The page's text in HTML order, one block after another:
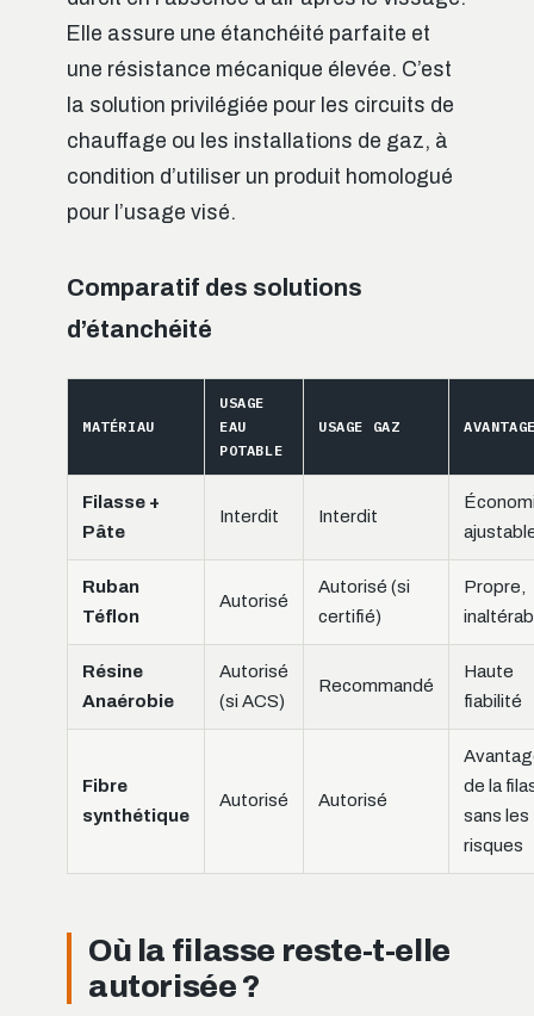
Elle assure une étanchéité parfaite et
une résistance mécanique élevée. C’est
la solution privilégiée pour les circuits de
chauffage ou les installations de gaz, à
condition d’utiliser un produit homologué
pour l’usage visé.
Comparatif des solutions
d’étanchéité
MATÉRIAU
USAGE
EAU
POTABLE
USAGE GAZ
Filasse +
Pâte
Interdit Interdit
Ruban
Téflon
Autorisé
Autorisé (si
certifié)
Propre,
Résine
Anaérobie
Autorisé
(si ACS)
Recommandé
Haute
fiabilité
Fibre
synthétique
Autorisé Autorisé
de la
sans les
risques
Où la filasse reste-t-elle
autorisée ?